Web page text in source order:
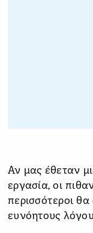
Αν μας έθεταν
εργασία, οι
περισσότεροι
ευνόητους